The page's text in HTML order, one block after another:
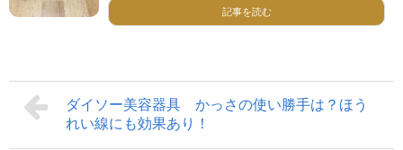
記事を読む
ダイソー美容器具 かっさの使い勝手は？ほう
れい線にも効果あり！